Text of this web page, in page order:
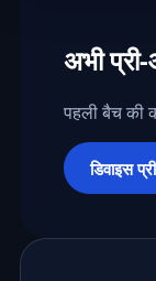
अभी
पहली बैच की
डिवाइस